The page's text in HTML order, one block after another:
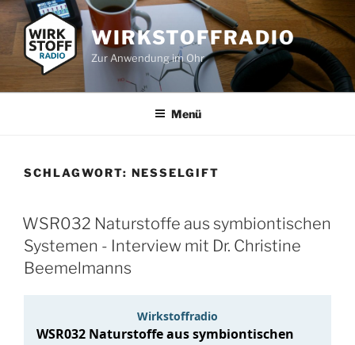
Zum
Inhalt
springen
WIRKSTOFFRADIO
Zur Anwendung im Ohr
Menü
SCHLAGWORT: NESSELGIFT
WSR032 Naturstoffe aus symbiontischen
Systemen - Interview mit Dr. Christine
Beemelmanns